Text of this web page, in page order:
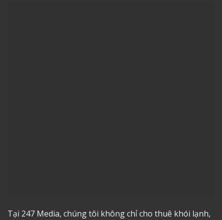
Tại 247 Media, chúng tôi không chỉcho thuê khói lạnh,